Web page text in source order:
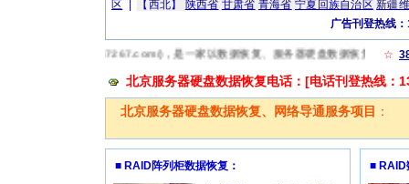
区
【西北】 陕西省 甘肃省 青海省 宁夏回族自治区 新疆
广告刊登热线
复网(http://www.267267.com/)，是一家以数据恢复、服务器硬盘数据恢复、电☆
北京服务器硬盘数据恢复电话：[电话刊登热线：
北京服务器硬盘数据恢复、网络导通服务项目 ：
■ RAID阵列柜数据恢复：
■ RAID